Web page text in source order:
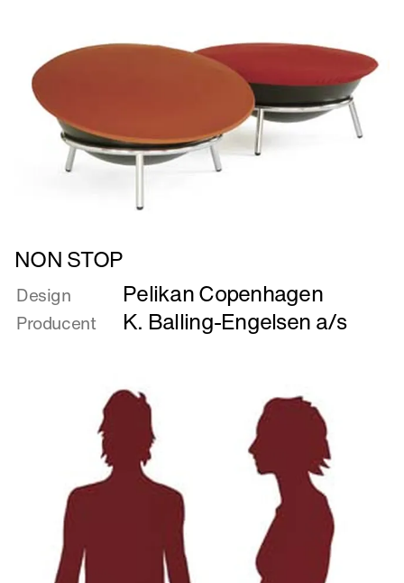
Læs
mere
om
NON
STOP
NON STOP
Design Pelikan Copenhagen
Producent K. Balling-Engelsen a/s